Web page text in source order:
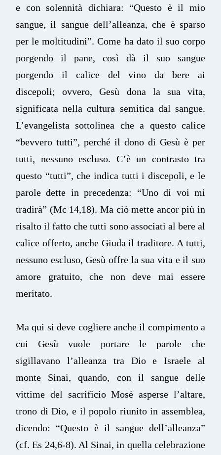
e con solennità dichiara: “Questo è il mio
sangue, il sangue dell’alleanza, che è sparso
per le moltitudini”. Come ha dato il suo corpo
porgendo il pane, così dà il suo sangue
porgendo il calice del vino da bere ai
discepoli; ovvero, Gesù dona la sua vita,
significata nella cultura semitica dal sangue.
L’evangelista sottolinea che a questo calice
“bevvero tutti”, perché il dono di Gesù è per
tutti, nessuno escluso. C’è un contrasto tra
questo “tutti”, che indica tutti i discepoli, e le
parole dette in precedenza: “Uno di voi mi
tradirà” (Mc 14,18). Ma ciò mette ancor più in
risalto il fatto che tutti sono associati al bere al
calice offerto, anche Giuda il traditore. A tutti,
nessuno escluso, Gesù offre la sua vita e il suo
amore gratuito, che non deve mai essere
meritato.
Ma qui si deve cogliere anche il compimento a
cui Gesù vuole portare le parole che
sigillavano l’alleanza tra Dio e Israele al
monte Sinai, quando, con il sangue delle
vittime del sacrificio Mosè asperse l’altare,
trono di Dio, e il popolo riunito in assemblea,
dicendo: “Questo è il sangue dell’alleanza”
(cf. Es 24,6-8). Al Sinai, in quella celebrazione